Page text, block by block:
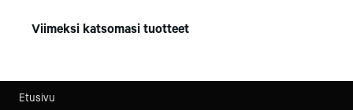
Viimeksi katsomasi tuotteet
Etusivu